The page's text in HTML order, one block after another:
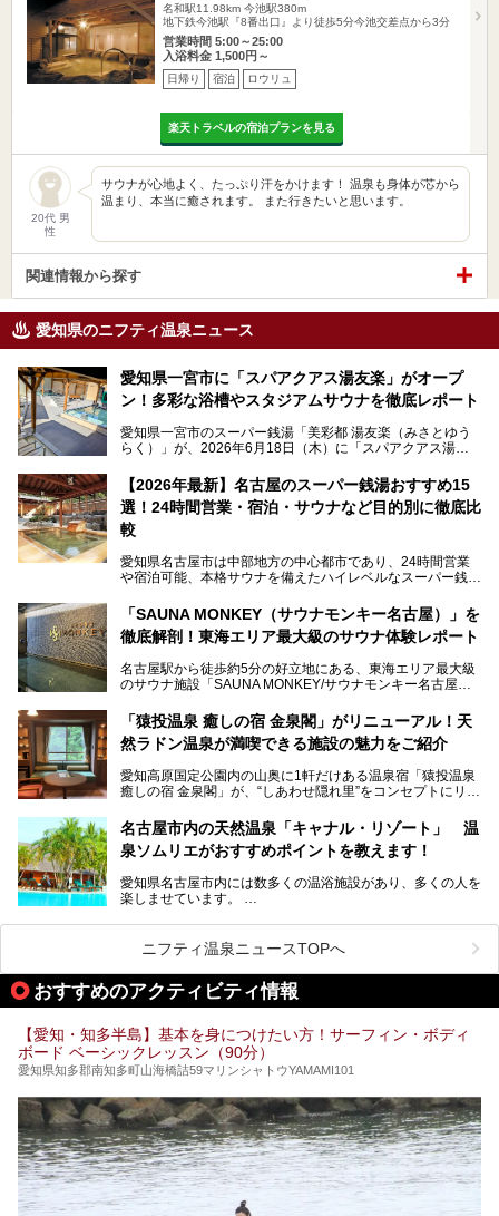
名和駅11.98km 今池駅380m
地下鉄今池駅『8番出口』より徒歩5分今池交差点から3分
営業時間 5:00～25:00
入浴料金 1,500円～
日帰り 宿泊 ロウリュ
楽天トラベルの宿泊プランを見る
20代 男
性
サウナが心地よく、たっぷり汗をかけます！ 温泉も身体が芯から
温まり、本当に癒されます。 また行きたいと思います。
関連情報から探す
愛知県のニフティ温泉ニュース
愛知県一宮市に「スパアクアス湯友楽」がオープ
ン！多彩な浴槽やスタジアムサウナを徹底レポート
愛知県一宮市のスーパー銭湯「美彩都 湯友楽（みさとゆう
らく）」が、2026年6月18日（木）に「スパアクアス湯友
この地で30年にわたり愛され続けてきた施設だからこそ、
地元住民をはじめオープンを待ちわびている人も多いのでは
ないでしょうか。
老朽化した設備の補修を機に、2年前からじっくり構想を練
ってきたというだけあって、館内の充実度は想像以上。
以前の4倍に拡張したという露天エリアや10の浴槽、40人収
容の巨大なスタジアムサウナに、岩盤浴やリラクゼーション
までまるごと楽しめる施設に生まれ変わりました。
今回は、全面リニューアルして新しくなった「スパアクアス
【2026年最新】名古屋のスーパー銭湯おすすめ15
選！24時間営業・宿泊・サウナなど目的別に徹底比
較
愛知県名古屋市は中部地方の中心都市であり、24時間営業
や宿泊可能、本格サウナを備えたハイレベルなスーパー銭湯
そのため、「日々の仕事の疲れを心身ともにリセットした
い」「休日に時間を忘れて1日中ダラダラ過ごしたい」「コ
くある点が魅力です！
お好みの温泉施設を見つけて楽しんでくださいね。
「SAUNA MONKEY（サウナモンキー名古屋）」を
徹底解剖！東海エリア最大級のサウナ体験レポート
名古屋駅から徒歩約5分の好立地にある、東海エリア最大級
のサウナ施設「SAUNA MONKEY/サウナモンキー名古屋」
「名古屋駅周辺ってサウナが少ないよね」という声をよく耳
にするだけあり、アクセスの良さにも胸が高鳴ります。
今回は普段は男性専用となっているパブリックサウナが、女
さっそく取材してきました！
「猿投温泉 癒しの宿 金泉閣」がリニューアル！天
然ラドン温泉が満喫できる施設の魅力をご紹介
愛知高原国定公園内の山奥に1軒だけある温泉宿「猿投温泉
癒しの宿 金泉閣」が、“しあわせ隠れ里”をコンセプトにリニ
天然ラドン温泉が堪能できるお風呂や、新設・改装された客
室、地元の食材と温泉水で作られたお料理……。
ご紹介します。
名古屋市内の天然温泉「キャナル・リゾート」 温
泉ソムリエがおすすめポイントを教えます！
愛知県名古屋市内には数多くの温浴施設があり、多くの人を
楽しませています。
ムリエの目線で紹介していきます！
名古屋市内にはスーパー銭湯や日帰り温泉が多く、「どこに
行こうかな？」と悩んでしまう方も多いと思います。
ぜひこの記事を参考にして「キャナル・リゾート」に出かけ
てみるのはいかがでしょうか？
ニフティ温泉ニュースTOPへ
おすすめのアクティビティ情報
【愛知・知多半島】基本を身につけたい方！サーフィン・ボディ
ボード ベーシックレッスン（90分）
愛知県知多郡南知多町山海橋詰59マリンシャトウYAMAMI101